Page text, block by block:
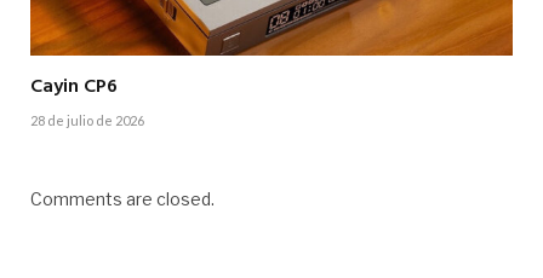
Cayin CP6
28 de julio de 2026
Comments are closed.